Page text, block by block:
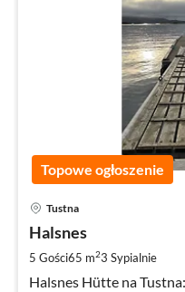
Topowe ogłoszenie
Tustna
Halsnes
5 Gości65 m23 Sypialnie
Halsnes Hütte na